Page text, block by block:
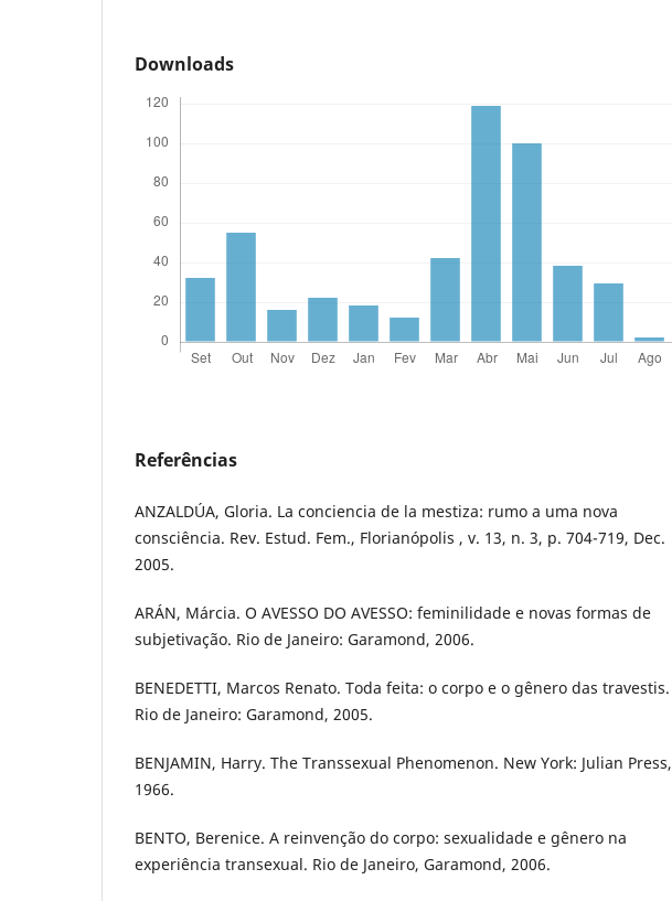
Downloads
Referências
ANZALDÚA, Gloria. La conciencia de la mestiza: rumo a uma nova
consciência. Rev. Estud. Fem., Florianópolis , v. 13, n. 3, p. 704-719, Dec.
2005.
ARÁN, Márcia. O AVESSO DO AVESSO: feminilidade e novas formas de
subjetivação. Rio de Janeiro: Garamond, 2006.
BENEDETTI, Marcos Renato. Toda feita: o corpo e o gênero das travestis.
Rio de Janeiro: Garamond, 2005.
BENJAMIN, Harry. The Transsexual Phenomenon. New York: Julian Press,
1966.
BENTO, Berenice. A reinvenção do corpo: sexualidade e gênero na
experiência transexual. Rio de Janeiro, Garamond, 2006.